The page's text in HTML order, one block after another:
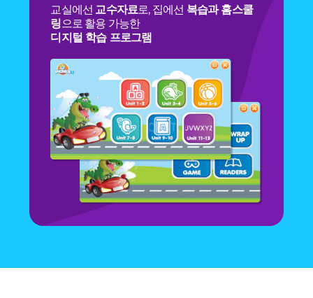
교실에선 교수자료로, 집에선 복습과 홈스쿨
링으로 활용 가능한
디지털 학습 프로그램